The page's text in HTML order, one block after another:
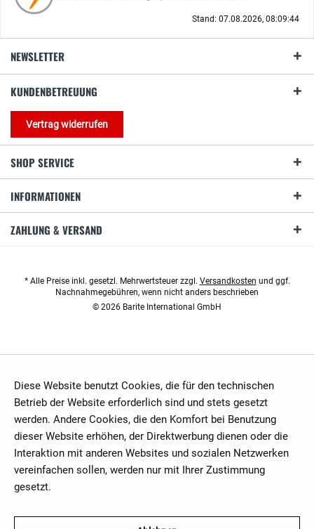
Stand: 07.08.2026, 08:09:44
NEWSLETTER
KUNDENBETREUUNG
Vertrag widerrufen
SHOP SERVICE
INFORMATIONEN
ZAHLUNG & VERSAND
* Alle Preise inkl. gesetzl. Mehrwertsteuer zzgl. Versandkosten und ggf.
Nachnahmegebühren, wenn nicht anders beschrieben
© 2026 Barite International GmbH
Diese Website benutzt Cookies, die für den technischen
Betrieb der Website erforderlich sind und stets gesetzt
werden. Andere Cookies, die den Komfort bei Benutzung
dieser Website erhöhen, der Direktwerbung dienen oder die
Interaktion mit anderen Websites und sozialen Netzwerken
vereinfachen sollen, werden nur mit Ihrer Zustimmung
gesetzt.